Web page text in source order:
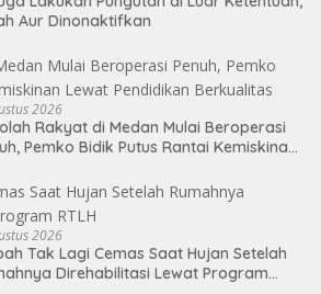
Aur Dinonaktifkan
2026
Rakyat di Medan Mulai Beroperasi
Pemko Bidik Putus Rantai Kemiskinan
2026
Tak Lagi Cemas Saat Hujan Setelah
Direhabilitasi Lewat Program